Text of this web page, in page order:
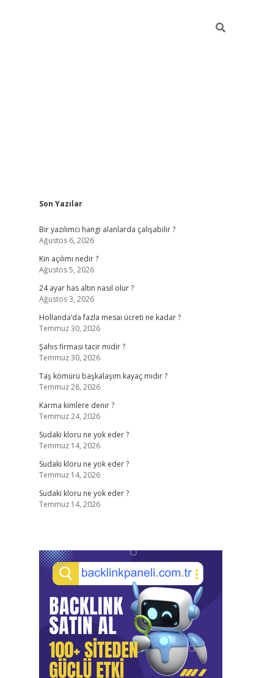
Sidebar
Son Yazılar
Bir yazılımcı hangi alanlarda çalışabilir ?
Ağustos 6, 2026
Kin açılımı nedir ?
Ağustos 5, 2026
24 ayar has altın nasıl olur ?
Ağustos 3, 2026
Hollanda’da fazla mesai ücreti ne kadar ?
Temmuz 30, 2026
Şahıs firması tacir midir ?
Temmuz 30, 2026
Taş kömürü başkalaşım kayaç mıdır ?
Temmuz 28, 2026
Karma kimlere denir ?
Temmuz 24, 2026
Sudaki kloru ne yok eder ?
Temmuz 14, 2026
Sudaki kloru ne yok eder ?
Temmuz 14, 2026
Sudaki kloru ne yok eder ?
Temmuz 14, 2026